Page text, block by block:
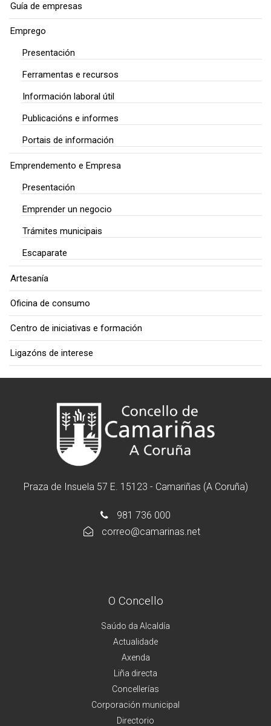
Guía de empresas
Emprego
Presentación
Ferramentas e recursos
Información laboral útil
Publicacións e informes
Portais de información
Emprendemento e Empresa
Presentación
Emprender un negocio
Trámites municipais
Escaparate
Artesanía
Oficina de consumo
Centro de iniciativas e formación
Ligazóns de interese
Praza de Insuela 57 E. 15123 - Camariñas (A Coruña)
981 736 000
correo@camarinas.net
O Concello
Saúdo da Alcaldía
Actualidade
Axenda
Liña directa
Concellerías
Corporación municipal
Directorio